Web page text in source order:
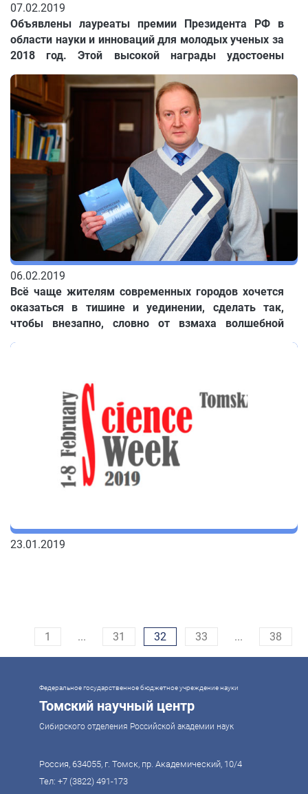
07.02.2019
Объявлены лауреаты премии Президента РФ в
области науки и инноваций для молодых ученых за
2018 год. Этой высокой награды удостоены
Евгений Горлов и Виктор Жарков - старшие
научные сотрудники ИОА СО РАН, кандидаты
физико-математических наук. Премией отмечена
разработка, связанная с созданием нового метода
дистанционного обнаружения взрывчатки.
06.02.2019
Всё чаще жителям современных городов хочется
оказаться в тишине и уединении, сделать так,
чтобы внезапно, словно от взмаха волшебной
палочки, исчез весь этот шум. Влияние шума на
23.01.2019
1 ... 31 32 33 ... 38
Федеральное государственное бюджетное учреждение науки
Томский научный центр
Сибирского отделения Российской академии наук
Россия, 634055, г. Томск, пр. Академический, 10/4
Тел: +7 (3822) 491-173